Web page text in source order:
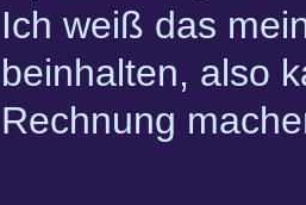
Ich weiß das
beinhalten, also
Rechnung